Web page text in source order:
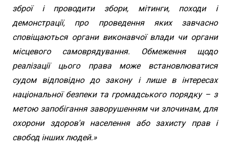
зброї і проводити збори, мітинги, походи і
демонстрації, про проведення яких завчасно
сповіщаються органи виконавчої влади чи органи
місцевого самоврядування. Обмеження щодо
реалізації цього права може встановлюватися
судом відповідно до закону і лише в інтересах
національної безпеки та громадського порядку – з
метою запобігання заворушенням чи злочинам, для
охорони здоров'я населення або захисту прав і
свобод інших людей.»